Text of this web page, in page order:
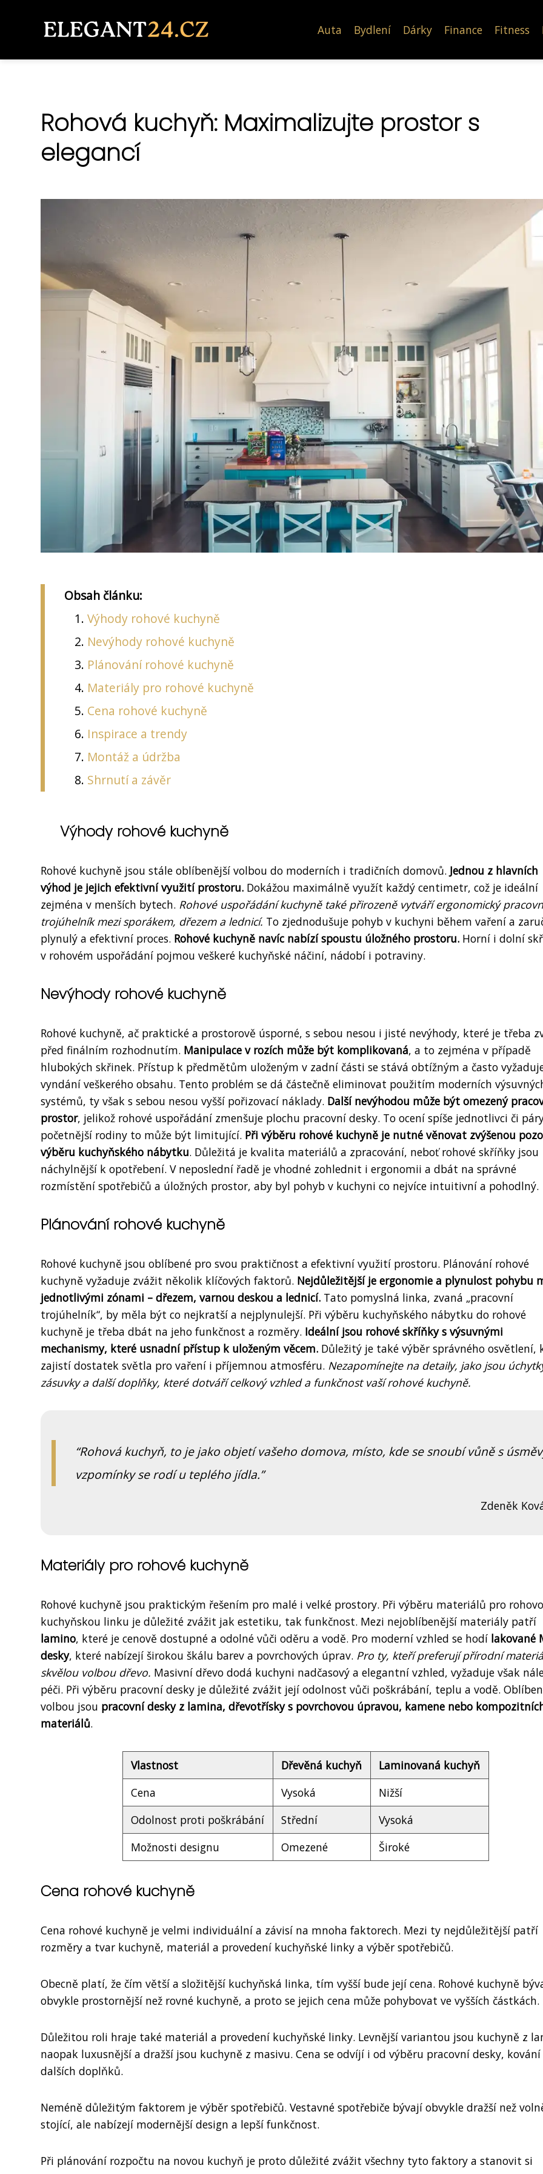
Auta Bydlení Dárky Finance Fitness
Rohová kuchyň: Maximalizujte prostor s
elegancí
Obsah článku:
Výhody rohové kuchyně
Nevýhody rohové kuchyně
Plánování rohové kuchyně
Materiály pro rohové kuchyně
Cena rohové kuchyně
Inspirace a trendy
Montáž a údržba
Shrnutí a závěr
Výhody rohové kuchyně
Rohové kuchyně jsou stále oblíbenější volbou do moderních i tradičních domovů. Jednou z hlavních
výhod je jejich efektivní využití prostoru. Dokážou maximálně využít každý centimetr, což je ideální
zejména v menších bytech. Rohové uspořádání kuchyně také přirozeně vytváří ergonomický
trojúhelník mezi sporákem, dřezem a lednicí. To zjednodušuje pohyb v kuchyni během vaření a
plynulý a efektivní proces. Rohové kuchyně navíc nabízí spoustu úložného prostoru. Horní i dolní
v rohovém uspořádání pojmou veškeré kuchyňské náčiní, nádobí i potraviny.
Nevýhody rohové kuchyně
Rohové kuchyně, ač praktické a prostorově úsporné, s sebou nesou i jisté nevýhody, které je třeba
před finálním rozhodnutím. Manipulace v rozích může být komplikovaná, a to zejména v případě
hlubokých skřinek. Přístup k předmětům uloženým v zadní části se stává obtížným a často
vyndání veškerého obsahu. Tento problém se dá částečně eliminovat použitím moderních
systémů, ty však s sebou nesou vyšší pořizovací náklady. Další nevýhodou může být omezený
prostor, jelikož rohové uspořádání zmenšuje plochu pracovní desky. To ocení spíše jednotlivci či
početnější rodiny to může být limitující. Při výběru rohové kuchyně je nutné věnovat zvýšenou
výběru kuchyňského nábytku. Důležitá je kvalita materiálů a zpracování, neboť rohové skříňky jsou
náchylnější k opotřebení. V neposlední řadě je vhodné zohlednit i ergonomii a dbát na správné
rozmístění spotřebičů a úložných prostor, aby byl pohyb v kuchyni co nejvíce intuitivní a pohodlný.
Plánování rohové kuchyně
Rohové kuchyně jsou oblíbené pro svou praktičnost a efektivní využití prostoru. Plánování rohové
kuchyně vyžaduje zvážit několik klíčových faktorů. Nejdůležitější je ergonomie a plynulost pohybu
jednotlivými zónami – dřezem, varnou deskou a lednicí. Tato pomyslná linka, zvaná „pracovní
trojúhelník“, by měla být co nejkratší a nejplynulejší. Při výběru kuchyňského nábytku do rohové
kuchyně je třeba dbát na jeho funkčnost a rozměry. Ideální jsou rohové skříňky s výsuvnými
mechanismy, které usnadní přístup k uloženým věcem. Důležitý je také výběr správného osvětlení,
zajistí dostatek světla pro vaření i příjemnou atmosféru. Nezapomínejte na detaily, jako jsou
zásuvky a další doplňky, které dotváří celkový vzhled a funkčnost vaší rohové kuchyně.
Rohová kuchyň, to je jako objetí vašeho domova, místo, kde se snoubí vůně s
vzpomínky se rodí u teplého jídla.
Zdeněk
Materiály pro rohové kuchyně
Rohové kuchyně jsou praktickým řešením pro malé i velké prostory. Při výběru materiálů pro
kuchyňskou linku je důležité zvážit jak estetiku, tak funkčnost. Mezi nejoblíbenější materiály patří
lamino, které je cenově dostupné a odolné vůči oděru a vodě. Pro moderní vzhled se hodí lakované
desky, které nabízejí širokou škálu barev a povrchových úprav. Pro ty, kteří preferují přírodní
skvělou volbou dřevo. Masivní dřevo dodá kuchyni nadčasový a elegantní vzhled, vyžaduje však
péči. Při výběru pracovní desky je důležité zvážit její odolnost vůči poškrábání, teplu a vodě.
volbou jsou pracovní desky z lamina, dřevotřísky s povrchovou úpravou, kamene nebo
materiálů.
Vlastnost Dřevěná kuchyň
Laminovaná kuchyň
Cena
Vysoká
Nižší
Odolnost proti poškrábání
Střední
Vysoká
Možnosti designu
Omezené Široké
Cena rohové kuchyně
Cena rohové kuchyně je velmi individuální a závisí na mnoha faktorech. Mezi ty nejdůležitější patří
rozměry a tvar kuchyně, materiál a provedení kuchyňské linky a výběr spotřebičů.
Obecně platí, že čím větší a složitější kuchyňská linka, tím vyšší bude její cena. Rohové kuchyně
obvykle prostornější než rovné kuchyně, a proto se jejich cena může pohybovat ve vyšších částkách.
Důležitou roli hraje také materiál a provedení kuchyňské linky. Levnější variantou jsou kuchyně z
naopak luxusnější a dražší jsou kuchyně z masivu. Cena se odvíjí i od výběru pracovní desky, kování
dalších doplňků.
Neméně důležitým faktorem je výběr spotřebičů. Vestavné spotřebiče bývají obvykle dražší než
stojící, ale nabízejí modernější design a lepší funkčnost.
Při plánování rozpočtu na novou kuchyň je proto důležité zvážit všechny tyto faktory a stanovit si